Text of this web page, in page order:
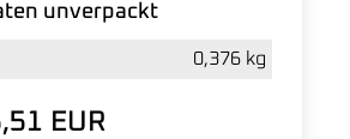
unverpackt
0,376 kg
EUR